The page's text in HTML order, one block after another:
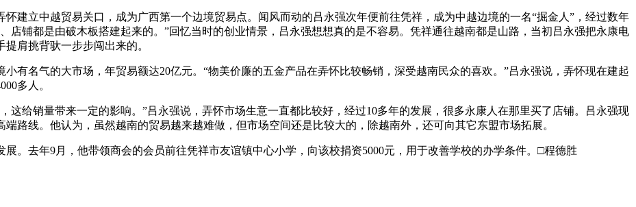
立中越贸易关口，成为广西第一个边境贸易点。闻风而动的吕永强次年便前往凭祥，成为中越边境的一名“掘金人”，经过数年
店铺都是由破木板搭建起来的。”回忆当时的创业情景，吕永强想想真的是不容易。凭祥通往越南都是山路，当初吕永强把永康电
肩挑背驮一步步闯出来的。
名气的大市场，年贸易额达20亿元。“物美价廉的五金产品在弄怀比较畅销，深受越南民众的喜欢。”吕永强说，弄怀现在建起
多人。
给销量带来一定的影响。”吕永强说，弄怀市场生意一直都比较好，经过10多年的发展，很多永康人在那里买了店铺。吕永强现
路线。他认为，虽然越南的贸易越来越难做，但市场空间还是比较大的，除越南外，还可向其它东盟市场拓展。
去年9月，他带领商会的会员前往凭祥市友谊镇中心小学，向该校捐资5000元，用于改善学校的办学条件。□程德胜